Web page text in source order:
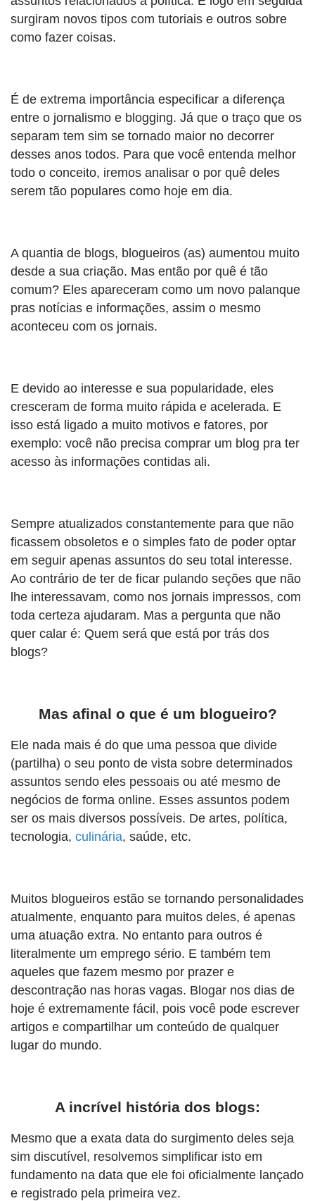
surgiram novos tipos com tutoriais e outros sobre
como fazer coisas.
É de extrema importância especificar a diferença
entre o jornalismo e blogging. Já que o traço que os
separam tem sim se tornado maior no decorrer
desses anos todos. Para que você entenda melhor
todo o conceito, iremos analisar o por quê deles
serem tão populares como hoje em dia.
A quantia de blogs, blogueiros (as) aumentou muito
desde a sua criação. Mas então por quê é tão
comum? Eles apareceram como um novo palanque
pras notícias e informações, assim o mesmo
aconteceu com os jornais.
E devido ao interesse e sua popularidade, eles
cresceram de forma muito rápida e acelerada. E
isso está ligado a muito motivos e fatores, por
exemplo: você não precisa comprar um blog pra ter
acesso às informações contidas ali.
Sempre atualizados constantemente para que não
ficassem obsoletos e o simples fato de poder optar
em seguir apenas assuntos do seu total interesse.
Ao contrário de ter de ficar pulando seções que não
lhe interessavam, como nos jornais impressos, com
toda certeza ajudaram. Mas a pergunta que não
quer calar é: Quem será que está por trás dos
blogs?
Mas afinal o que é um blogueiro?
Ele nada mais é do que uma pessoa que divide
(partilha) o seu ponto de vista sobre determinados
assuntos sendo eles pessoais ou até mesmo de
negócios de forma online. Esses assuntos podem
ser os mais diversos possíveis. De artes, política,
tecnologia, culinária, saúde, etc.
Muitos blogueiros estão se tornando personalidades
atualmente, enquanto para muitos deles, é apenas
uma atuação extra. No entanto para outros é
literalmente um emprego sério. E também tem
aqueles que fazem mesmo por prazer e
descontração nas horas vagas. Blogar nos dias de
hoje é extremamente fácil, pois você pode escrever
artigos e compartilhar um conteúdo de qualquer
lugar do mundo.
A incrível história dos blogs:
Mesmo que a exata data do surgimento deles seja
sim discutível, resolvemos simplificar isto em
fundamento na data que ele foi oficialmente lançado
e registrado pela primeira vez.